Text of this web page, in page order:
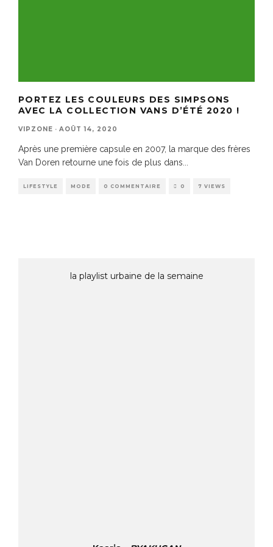
PORTEZ LES COULEURS DES SIMPSONS
AVEC LA COLLECTION VANS D’ÉTÉ 2020 !
VIPZONE · AOÛT 14, 2020
Après une première capsule en 2007, la marque des frères
Van Doren retourne une fois de plus dans
LIFESTYLE MODE 0 COMMENTAIRE 0 7 VIEWS
la playlist urbaine de la semaine